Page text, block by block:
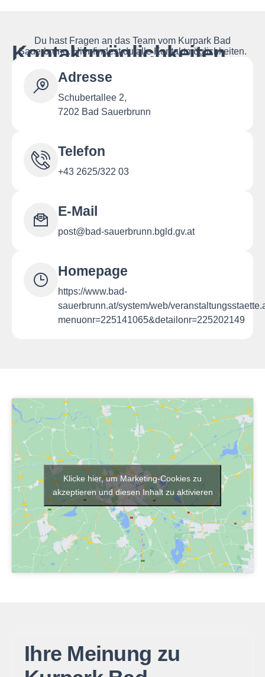
Kontaktmöglichkeiten
Du hast Fragen an das Team vom Kurpark Bad
Sauerbrunn. Hier findest du alle Kontaktmöglichkeiten.
Adresse
Schubertallee 2,
7202 Bad Sauerbrunn
Telefon
+43 2625/322 03
E-Mail
post@bad-sauerbrunn.bgld.gv.at
Homepage
https://www.bad-
sauerbrunn.at/system/web/
menuonr=225141065&detailonr=225202149
Klicke hier, um Marketing-Cookies zu
akzeptieren und diesen Inhalt zu aktivieren
Ihre Meinung zu